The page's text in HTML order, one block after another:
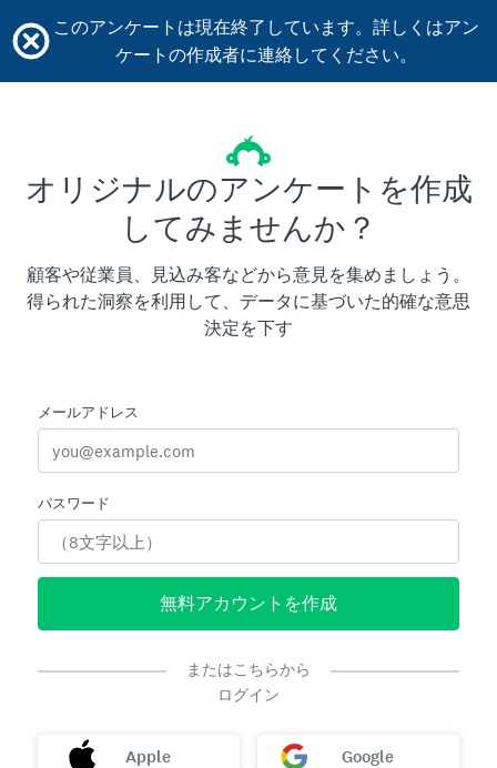
このアンケートは現在終了しています。詳しくはアン
ケートの作成者に連絡してください。
オリジナルのアンケートを作成
してみませんか？
顧客や従業員、見込み客などから意見を集めましょう。
得られた洞察を利用して、データに基づいた的確な意思
決定を下す
メールアドレス
パスワード
無料アカウントを作成
またはこちらから
ログイン
Apple Google